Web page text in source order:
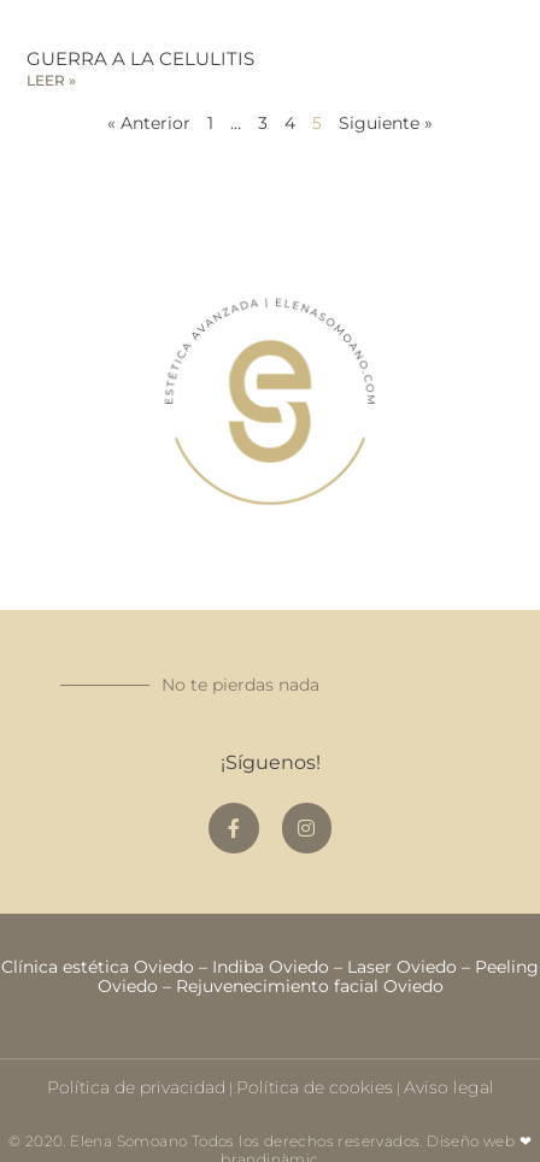
GUERRA A LA CELULITIS
LEER »
« Anterior 1 … 3 4 5 Siguiente »
No te pierdas nada
¡Síguenos!
Clínica estética Oviedo – Indiba Oviedo – Laser Oviedo – Peeling
Oviedo – Rejuvenecimiento facial Oviedo
Política de privacidad | Política de cookies | Aviso legal
© 2020. Elena Somoano Todos los derechos reservados. Diseño web ❤